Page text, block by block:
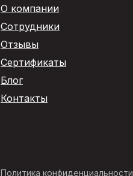
Политика конфиденциальности
О компании
Сотрудники
Отзывы
Сертификаты
Блог
Контакты